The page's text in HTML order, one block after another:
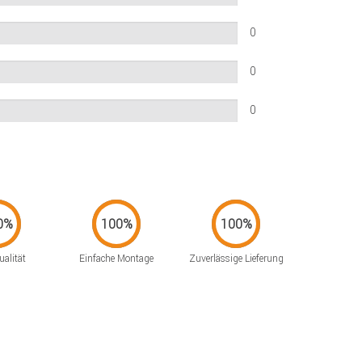
0
0
0
Einfache Montage Zuverlässige Lieferung